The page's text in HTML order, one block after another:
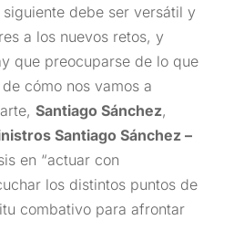
debe ser versátil y
a los nuevos retos, y
que preocuparse de lo que
cómo nos vamos a
Santiago Sánchez,
Santiago Sánchez –
en “actuar con
los distintos puntos de
combativo para afrontar